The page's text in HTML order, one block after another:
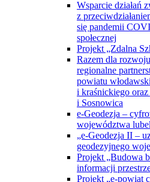
Wsparcie działań
z
się pandemii
społecznej
Projekt „Zdalna
Razem dla
regionalne
powiatu
i kraśnickiego
i Sosnowica
e-Geodezja –
województwa
„e-Geodezja II –
geodezyjnego
Projekt „Budowa
informacji
Projekt „e-powiat